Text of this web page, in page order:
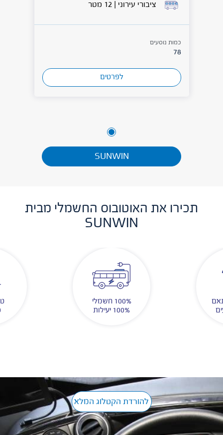
ציבורי עירוני | 12 מטר
כמות נוסעים
78
לפרטים
SUNWIN
תכירו את האוטובוס החשמלי מבית
SUNWIN
100% חשמלי
100% יעילות
להורדת הקטלוג המלא